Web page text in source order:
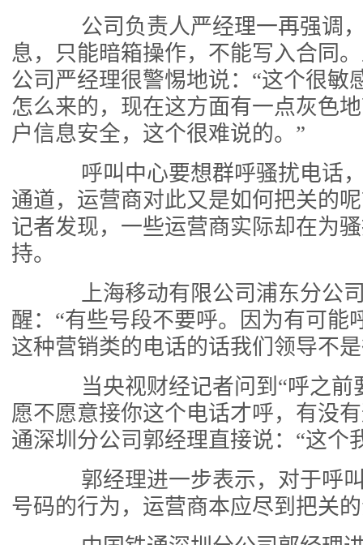
公司负责人严经理一再强调，
息，只能暗箱操作，不能写入合同
公司严经理很警惕地说：“这个很敏
怎么来的，现在这方面有一点灰色
户信息安全，这个很难说的。”
呼叫中心要想群呼骚扰电话，
通道，运营商对此又是如何把关的
记者发现，一些运营商实际却在为
持。
上海移动有限公司浦东分公司
醒：“有些号段不要呼。因为有可能
这种营销类的电话的话我们领导不
当央视财经记者问到“呼之前
愿不愿意接你这个电话才呼，有没
通深圳分公司郭经理直接说：“这个
郭经理进一步表示，对于呼叫
号码的行为，运营商本应尽到把关